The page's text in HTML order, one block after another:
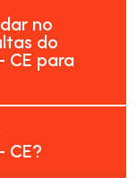
no
do
CE para
CE?